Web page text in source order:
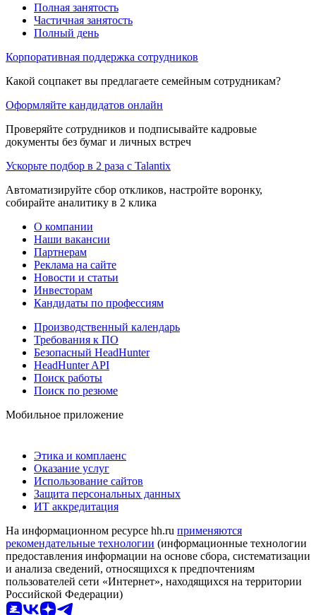
Полная занятость
Частичная занятость
Полный день
Корпоративная поддержка сотрудников
Какой соцпакет вы предлагаете семейным сотрудникам?
Оформляйте кандидатов онлайн
Проверяйте сотрудников и подписывайте кадровые
документы без бумаг и личных встреч
Ускорьте подбор в 2 раза с Talantix
Автоматизируйте сбор откликов, настройте воронку,
собирайте аналитику в 2 клика
О компании
Наши вакансии
Партнерам
Реклама на сайте
Новости и статьи
Инвесторам
Кандидаты по профессиям
Производственный календарь
Требования к ПО
Безопасный HeadHunter
HeadHunter API
Поиск работы
Поиск по резюме
Мобильное приложение
Этика и комплаенс
Оказание услуг
Использование сайтов
Защита персональных данных
ИТ аккредитация
На информационном ресурсе hh.ru применяются
рекомендательные технологии (информационные технологии
предоставления информации на основе сбора, систематизации
и анализа сведений, относящихся к предпочтениям
пользователей сети «Интернет», находящихся на территории
Российской Федерации)